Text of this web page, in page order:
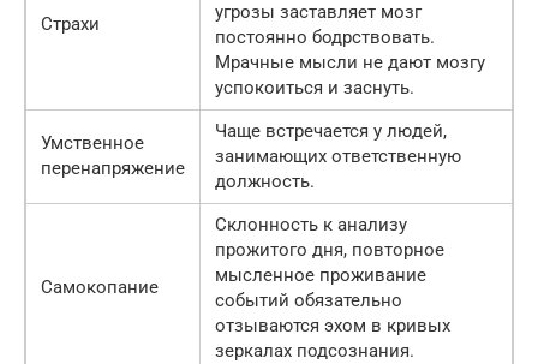
Страхи
угрозы заставляет мозг
постоянно бодрствовать.
Мрачные мысли не дают мозгу
успокоиться и заснуть.
Умственное
перенапряжение
Чаще встречается у людей,
занимающих ответственную
должность.
Самокопание
Склонность к анализу
прожитого дня, повторное
мысленное проживание
событий обязательно
отзываются эхом в кривых
зеркалах подсознания.